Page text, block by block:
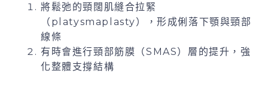
將鬆弛的頸闊肌縫合拉緊
（platysmaplasty），形成俐落下顎與頸部
線條
有時會進行頸部筋膜（SMAS）層的提升，強
化整體支撐結構